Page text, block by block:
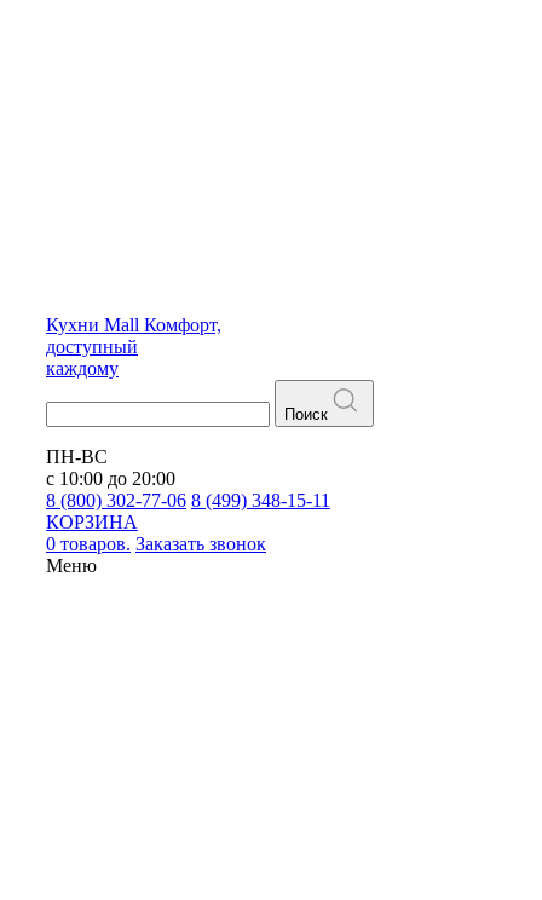
Кухни Mall Комфорт,
доступный
каждому
Поиск
ПН-ВС
с 10:00 до 20:00
8 (800) 302-77-06 8 (499) 348-15-11
КОРЗИНА
0 товаров. Заказать звонок
Меню